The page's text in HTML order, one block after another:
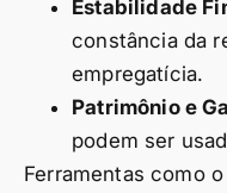
Estabilidade
constância da
empregatícia.
Patrimônio e
podem ser
Ferramentas como